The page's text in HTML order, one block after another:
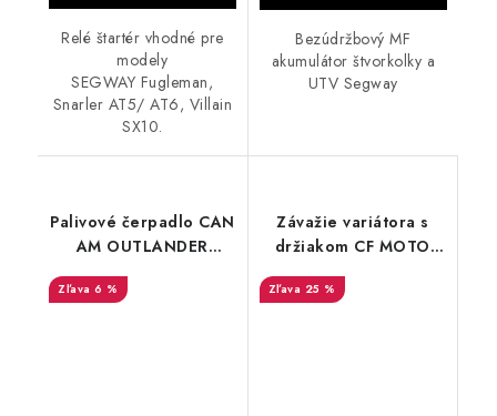
Relé štartér vhodné pre
modely
SEGWAY Fugleman,
Snarler AT5/ AT6, Villain
SX10.
Bezúdržbový MF
akumulátor štvorkolky a
UTV Segway
Palivové čerpadlo CAN
AM OUTLANDER
703500766
6 %
Závažie variátora s
držiakom CF MOTO
25 %